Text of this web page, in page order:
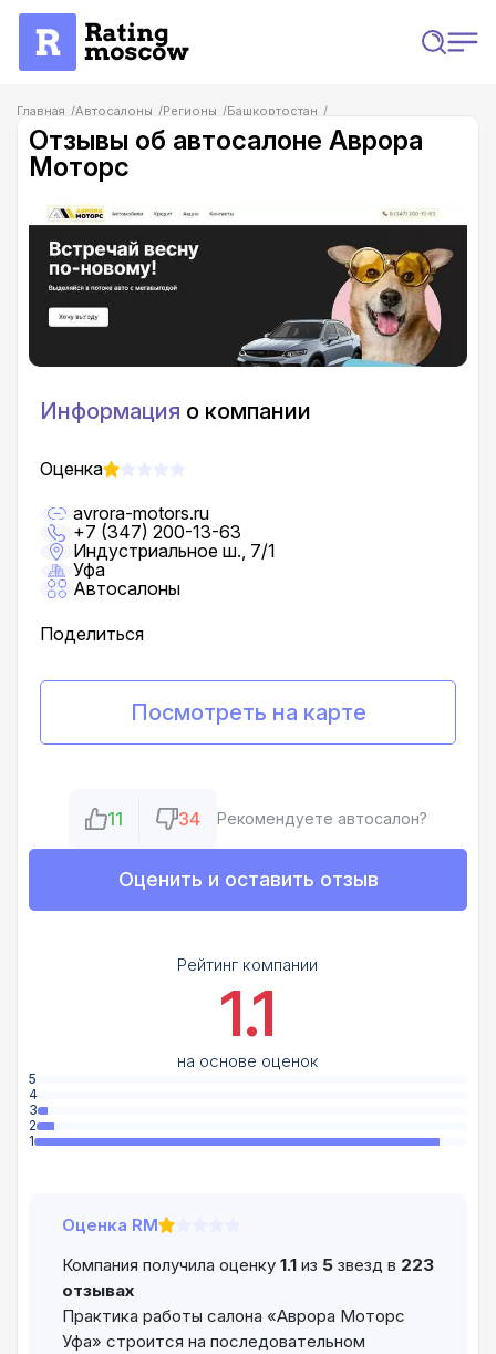
Главная Автосалоны Регионы
Башкортостан
Отзывы на автосалоны в Уфе
Отзывы об автосалоне Аврора Моторс
Отзывы об автосалоне Аврора
Моторс
Информация о компании
Оценка
avrora-motors.ru
+7 (347) 200-13-63
Индустриальное ш., 7/1
Уфа
Автосалоны
Поделиться
Посмотреть на карте
11 34 Рекомендуете автосалон?
Оценить и оставить отзыв
Рейтинг компании
1.1
на основе оценок
5
4
3
2
1
Оценка RM
Компания получила оценку 1.1 из 5 звезд в 223
отзывах
Практика работы салона «Аврора Моторс
Уфа» строится на последовательном